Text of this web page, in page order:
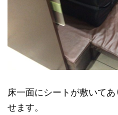
床一面にシートが敷いて
せます。